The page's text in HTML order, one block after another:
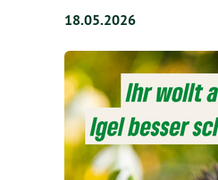
18.05.2026